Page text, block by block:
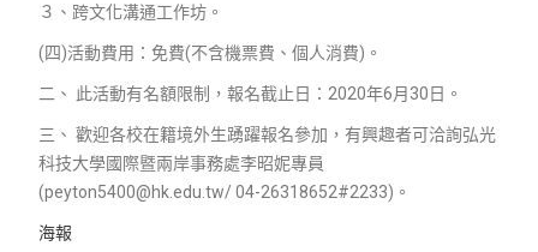
３、跨文化溝通工作坊。
(四)活動費用：免費(不含機票費、個人消費)。
二、 此活動有名額限制，報名截止日：2020年6月30日。
三、 歡迎各校在籍境外生踴躍報名參加，有興趣者可洽詢弘光
科技大學國際暨兩岸事務處李昭妮專員
(peyton5400@hk.edu.tw/ 04-26318652#2233)。
海報